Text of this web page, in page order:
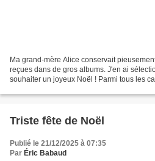
Ma grand-mère Alice conservait
reçues dans de gros albums. J'en ai
souhaiter un joyeux Noël ! Parmi tous les
Triste fête de Noël
Publié le 21/12/2025 à 07:35
Par Éric Babaud